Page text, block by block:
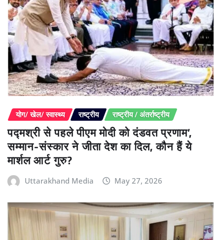
योग/ खेल/ स्वास्थ्य राष्ट्रीय राष्ट्रीय / अंतर्राष्ट्रीय
पद्मश्री से पहले पीएम मोदी को दंडवत प्रणाम’,
सम्मान-संस्कार ने जीता देश का दिल, कौन हैं ये
मार्शल आर्ट गुरु?
Uttarakhand Media May 27, 2026